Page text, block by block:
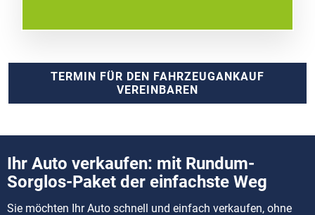
TERMIN FÜR DEN FAHRZEUGANKAUF
VEREINBAREN
Ihr Auto verkaufen: mit Rundum-
Sorglos-Paket der einfachste Weg
Sie möchten Ihr Auto schnell und einfach verkaufen, ohne